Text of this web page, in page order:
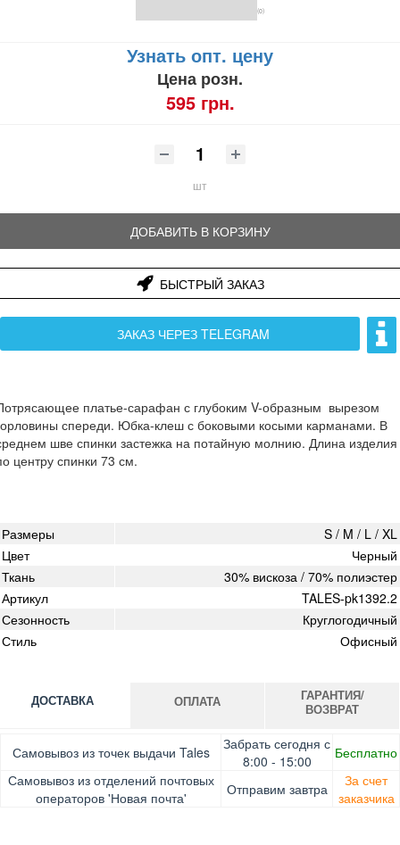
(0)
Узнать опт. цену
Цена розн.
595 грн.
шт
ДОБАВИТЬ В КОРЗИНУ
БЫСТРЫЙ ЗАКАЗ
ЗАКАЗ ЧЕРЕЗ TELEGRAM
платье-сарафан с глубоким V-образным вырезом
спереди. Юбка-клеш с боковыми косыми карманами. В
шве спинки застежка на потайную молнию. Длина изделия
центру спинки 73 см.
Размеры
S / M / L / XL
Цвет
Черный
Ткань
30% вискоза / 70% полиэстер
Артикул
TALES-pk1392.2
Сезонность
Круглогодичный
Стиль
Офисный
ДОСТАВКА
Самовывоз из точек выдачи Tales
Забрать сегодня с
8:00 - 15:00
Бесплатно
Самовывоз из отделений почтовых
операторов 'Новая почта'
Отправим завтра
За счет
заказчика
ОПЛАТА
Оплата при получении товара, Картой онлайн, Google
Pay, Безналичными для юридических лиц, Безналичными
для физических лиц, Apple Pay, Mastercard, Visa
ГАРАНТИЯ/
ВОЗВРАТ
Гарантия. Обмен/возврат товара в течение 14 дней.
Доставка за счет заказчика